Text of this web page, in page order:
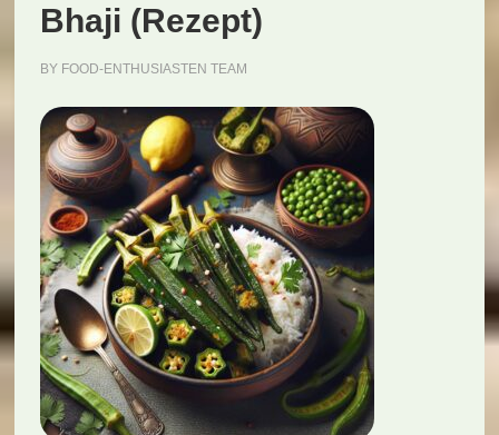
Bhaji (Rezept)
BY FOOD-ENTHUSIASTEN TEAM